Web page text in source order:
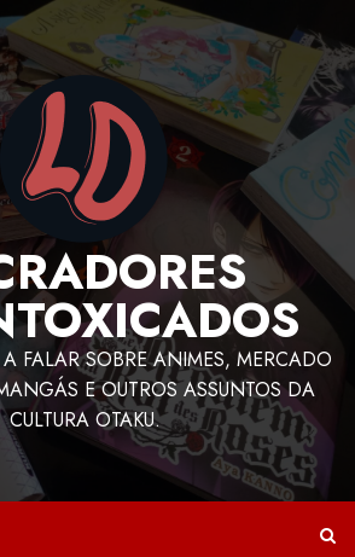
FALAR SOBRE ANIMES, MERCADO
E OUTROS ASSUNTOS DA
CULTURA OTAKU.